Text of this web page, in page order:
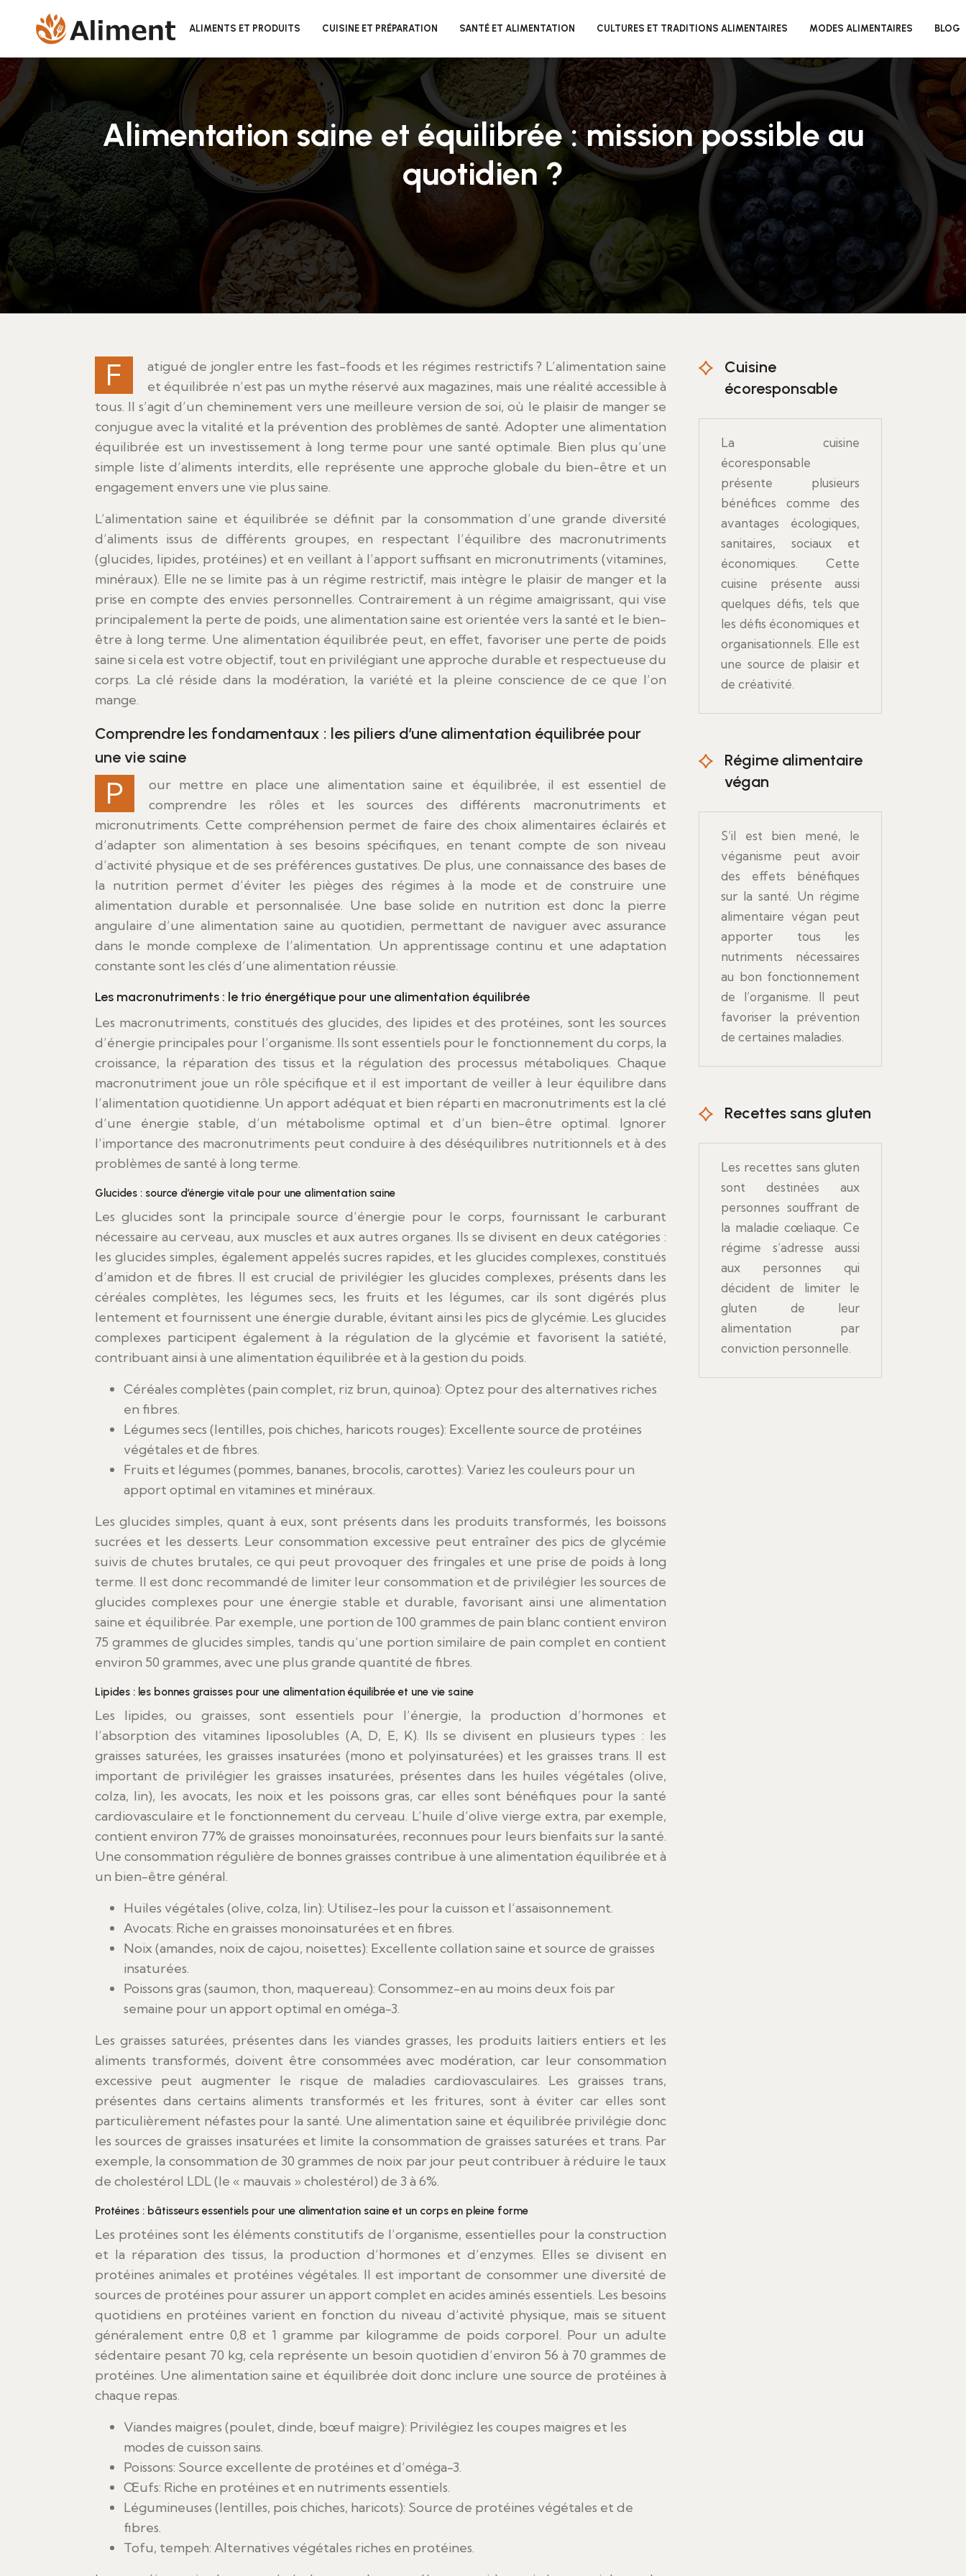
ALIMENTS ET PRODUITS CUISINE ET PRÉPARATION SANTÉ ET ALIMENTATION CULTURES ET TRADITIONS ALIMENTAIRES MODES ALIMENTAIRES BLOG
Alimentation saine et équilibrée : mission possible au
quotidien ?
Fatigué de jongler entre les fast-foods et les régimes restrictifs ? L’alimentation saine
et équilibrée n’est pas un mythe réservé aux magazines, mais une réalité accessible à
tous. Il s’agit d’un cheminement vers une meilleure version de soi, où le plaisir de manger se
conjugue avec la vitalité et la prévention des problèmes de santé. Adopter une alimentation
équilibrée est un investissement à long terme pour une santé optimale. Bien plus qu’une
simple liste d’aliments interdits, elle représente une approche globale du bien-être et un
engagement envers une vie plus saine.
L’alimentation saine et équilibrée se définit par la consommation d’une grande diversité
d’aliments issus de différents groupes, en respectant l’équilibre des macronutriments
(glucides, lipides, protéines) et en veillant à l’apport suffisant en micronutriments (vitamines,
minéraux). Elle ne se limite pas à un régime restrictif, mais intègre le plaisir de manger et la
prise en compte des envies personnelles. Contrairement à un régime amaigrissant, qui vise
principalement la perte de poids, une alimentation saine est orientée vers la santé et le bien-
être à long terme. Une alimentation équilibrée peut, en effet, favoriser une perte de poids
saine si cela est votre objectif, tout en privilégiant une approche durable et respectueuse du
corps. La clé réside dans la modération, la variété et la pleine conscience de ce que l’on
mange.
Comprendre les fondamentaux : les piliers d’une alimentation équilibrée pour
une vie saine
Pour mettre en place une alimentation saine et équilibrée, il est essentiel de
comprendre les rôles et les sources des différents macronutriments et
micronutriments. Cette compréhension permet de faire des choix alimentaires éclairés et
d’adapter son alimentation à ses besoins spécifiques, en tenant compte de son niveau
d’activité physique et de ses préférences gustatives. De plus, une connaissance des bases de
la nutrition permet d’éviter les pièges des régimes à la mode et de construire une
alimentation durable et personnalisée. Une base solide en nutrition est donc la pierre
angulaire d’une alimentation saine au quotidien, permettant de naviguer avec assurance
dans le monde complexe de l’alimentation. Un apprentissage continu et une adaptation
constante sont les clés d’une alimentation réussie.
Les macronutriments : le trio énergétique pour une alimentation équilibrée
Les macronutriments, constitués des glucides, des lipides et des protéines, sont les sources
d’énergie principales pour l’organisme. Ils sont essentiels pour le fonctionnement du corps, la
croissance, la réparation des tissus et la régulation des processus métaboliques. Chaque
macronutriment joue un rôle spécifique et il est important de veiller à leur équilibre dans
l’alimentation quotidienne. Un apport adéquat et bien réparti en macronutriments est la clé
d’une énergie stable, d’un métabolisme optimal et d’un bien-être optimal. Ignorer
l’importance des macronutriments peut conduire à des déséquilibres nutritionnels et à des
problèmes de santé à long terme.
Glucides : source d’énergie vitale pour une alimentation saine
Les glucides sont la principale source d’énergie pour le corps, fournissant le carburant
nécessaire au cerveau, aux muscles et aux autres organes. Ils se divisent en deux catégories :
les glucides simples, également appelés sucres rapides, et les glucides complexes, constitués
d’amidon et de fibres. Il est crucial de privilégier les glucides complexes, présents dans les
céréales complètes, les légumes secs, les fruits et les légumes, car ils sont digérés plus
lentement et fournissent une énergie durable, évitant ainsi les pics de glycémie. Les glucides
complexes participent également à la régulation de la glycémie et favorisent la satiété,
contribuant ainsi à une alimentation équilibrée et à la gestion du poids.
Céréales complètes (pain complet, riz brun, quinoa): Optez pour des alternatives riches
en fibres.
Légumes secs (lentilles, pois chiches, haricots rouges): Excellente source de protéines
végétales et de fibres.
Fruits et légumes (pommes, bananes, brocolis, carottes): Variez les couleurs pour un
apport optimal en vitamines et minéraux.
Les glucides simples, quant à eux, sont présents dans les produits transformés, les boissons
sucrées et les desserts. Leur consommation excessive peut entraîner des pics de glycémie
suivis de chutes brutales, ce qui peut provoquer des fringales et une prise de poids à long
terme. Il est donc recommandé de limiter leur consommation et de privilégier les sources de
glucides complexes pour une énergie stable et durable, favorisant ainsi une alimentation
saine et équilibrée. Par exemple, une portion de 100 grammes de pain blanc contient environ
75 grammes de glucides simples, tandis qu’une portion similaire de pain complet en contient
environ 50 grammes, avec une plus grande quantité de fibres.
Lipides : les bonnes graisses pour une alimentation équilibrée et une vie saine
Les lipides, ou graisses, sont essentiels pour l’énergie, la production d’hormones et
l’absorption des vitamines liposolubles (A, D, E, K). Ils se divisent en plusieurs types : les
graisses saturées, les graisses insaturées (mono et polyinsaturées) et les graisses trans. Il est
important de privilégier les graisses insaturées, présentes dans les huiles végétales (olive,
colza, lin), les avocats, les noix et les poissons gras, car elles sont bénéfiques pour la santé
cardiovasculaire et le fonctionnement du cerveau. L’huile d’olive vierge extra, par exemple,
contient environ 77% de graisses monoinsaturées, reconnues pour leurs bienfaits sur la santé.
Une consommation régulière de bonnes graisses contribue à une alimentation équilibrée et à
un bien-être général.
Huiles végétales (olive, colza, lin): Utilisez-les pour la cuisson et l’assaisonnement.
Avocats: Riche en graisses monoinsaturées et en fibres.
Noix (amandes, noix de cajou, noisettes): Excellente collation saine et source de graisses
insaturées.
Poissons gras (saumon, thon, maquereau): Consommez-en au moins deux fois par
semaine pour un apport optimal en oméga-3.
Les graisses saturées, présentes dans les viandes grasses, les produits laitiers entiers et les
aliments transformés, doivent être consommées avec modération, car leur consommation
excessive peut augmenter le risque de maladies cardiovasculaires. Les graisses trans,
présentes dans certains aliments transformés et les fritures, sont à éviter car elles sont
particulièrement néfastes pour la santé. Une alimentation saine et équilibrée privilégie donc
les sources de graisses insaturées et limite la consommation de graisses saturées et trans. Par
exemple, la consommation de 30 grammes de noix par jour peut contribuer à réduire le taux
de cholestérol LDL (le « mauvais » cholestérol) de 3 à 6%.
Protéines : bâtisseurs essentiels pour une alimentation saine et un corps en pleine forme
Les protéines sont les éléments constitutifs de l’organisme, essentielles pour la construction
et la réparation des tissus, la production d’hormones et d’enzymes. Elles se divisent en
protéines animales et protéines végétales. Il est important de consommer une diversité de
sources de protéines pour assurer un apport complet en acides aminés essentiels. Les besoins
quotidiens en protéines varient en fonction du niveau d’activité physique, mais se situent
généralement entre 0,8 et 1 gramme par kilogramme de poids corporel. Pour un adulte
sédentaire pesant 70 kg, cela représente un besoin quotidien d’environ 56 à 70 grammes de
protéines. Une alimentation saine et équilibrée doit donc inclure une source de protéines à
chaque repas.
Viandes maigres (poulet, dinde, bœuf maigre): Privilégiez les coupes maigres et les
modes de cuisson sains.
Poissons: Source excellente de protéines et d’oméga-3.
Œufs: Riche en protéines et en nutriments essentiels.
Légumineuses (lentilles, pois chiches, haricots): Source de protéines végétales et de
fibres.
Tofu, tempeh: Alternatives végétales riches en protéines.
Cuisine
écoresponsable
La cuisine
écoresponsable
présente plusieurs
bénéfices comme des
avantages écologiques,
sanitaires, sociaux et
économiques. Cette
cuisine présente aussi
quelques défis, tels que
les défis économiques et
organisationnels. Elle est
une source de plaisir et
de créativité.
Régime alimentaire
végan
S’il est bien mené, le
véganisme peut avoir
des effets bénéfiques
sur la santé. Un régime
alimentaire végan peut
apporter tous les
nutriments nécessaires
au bon fonctionnement
de l’organisme. Il peut
favoriser la prévention
de certaines maladies.
Recettes sans gluten
Les recettes sans gluten
sont destinées aux
personnes souffrant de
la maladie cœliaque. Ce
régime s’adresse aussi
aux personnes qui
décident de limiter le
gluten de leur
alimentation par
conviction personnelle.